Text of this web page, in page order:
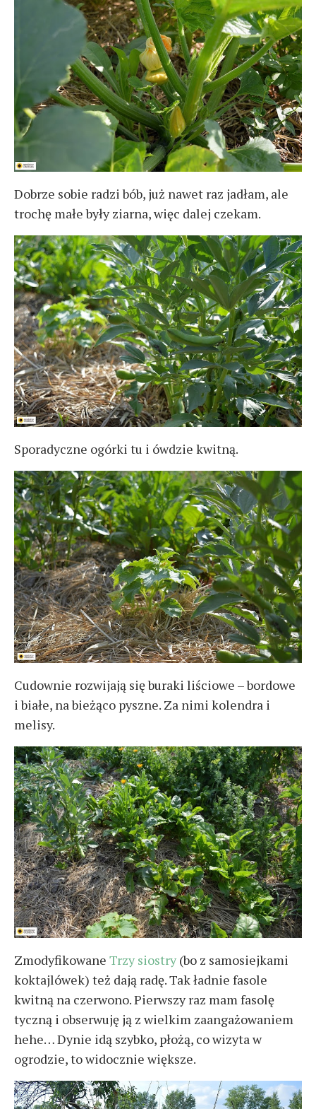
Dobrze sobie radzi bób, już nawet raz jadłam, ale
trochę małe były ziarna, więc dalej czekam.
Sporadyczne ogórki tu i ówdzie kwitną.
Cudownie rozwijają się buraki liściowe – bordowe
i białe, na bieżąco pyszne. Za nimi kolendra i
melisy.
Zmodyfikowane Trzy siostry (bo z samosiejkami
koktajlówek) też dają radę. Tak ładnie fasole
kwitną na czerwono. Pierwszy raz mam fasolę
tyczną i obserwuję ją z wielkim zaangażowaniem
hehe… Dynie idą szybko, płożą, co wizyta w
ogrodzie, to widocznie większe.